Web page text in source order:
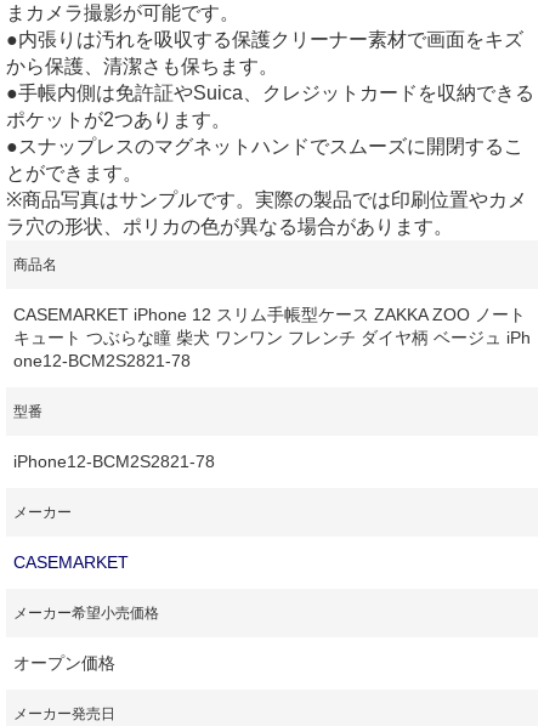
まカメラ撮影が可能です。
●内張りは汚れを吸収する保護クリーナー素材で画面をキズ
から保護、清潔さも保ちます。
●手帳内側は免許証やSuica、クレジットカードを収納できる
ポケットが2つあります。
●スナップレスのマグネットハンドでスムーズに開閉するこ
とができます。
※商品写真はサンプルです。実際の製品では印刷位置やカメ
ラ穴の形状、ポリカの色が異なる場合があります。
商品名
CASEMARKET iPhone 12 スリム手帳型ケース ZAKKA ZOO ノート
キュート つぶらな瞳 柴犬 ワンワン フレンチ ダイヤ柄 ベージュ iPh
one12-BCM2S2821-78
型番
iPhone12-BCM2S2821-78
メーカー
CASEMARKET
メーカー希望小売価格
オープン価格
メーカー発売日